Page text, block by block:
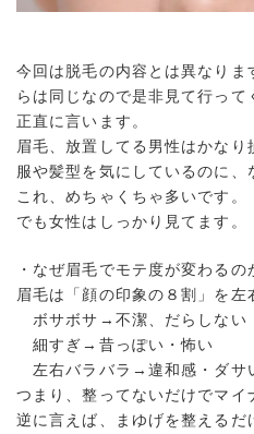
今回は脱毛の内容とは異なりま
らは同じなので是非見て行って
正直に言います。
眉毛、放置してる男性はかなり
服や髪型を気にしているのに、
これ、めちゃくちゃ多いです。
でも女性はしっかり見てます。
・なぜ眉毛でモテ度が変わるの
眉毛は「顔の印象の８割」を左
ボサボサ→不潔、だらしない
細すぎ→昔っぽい・怖い
左右バラバラ→違和感・ダサ
つまり、整ってないだけでマイ
逆に言えば、まゆげを整える